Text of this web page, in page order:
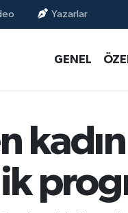
Yazarlar
GENEL